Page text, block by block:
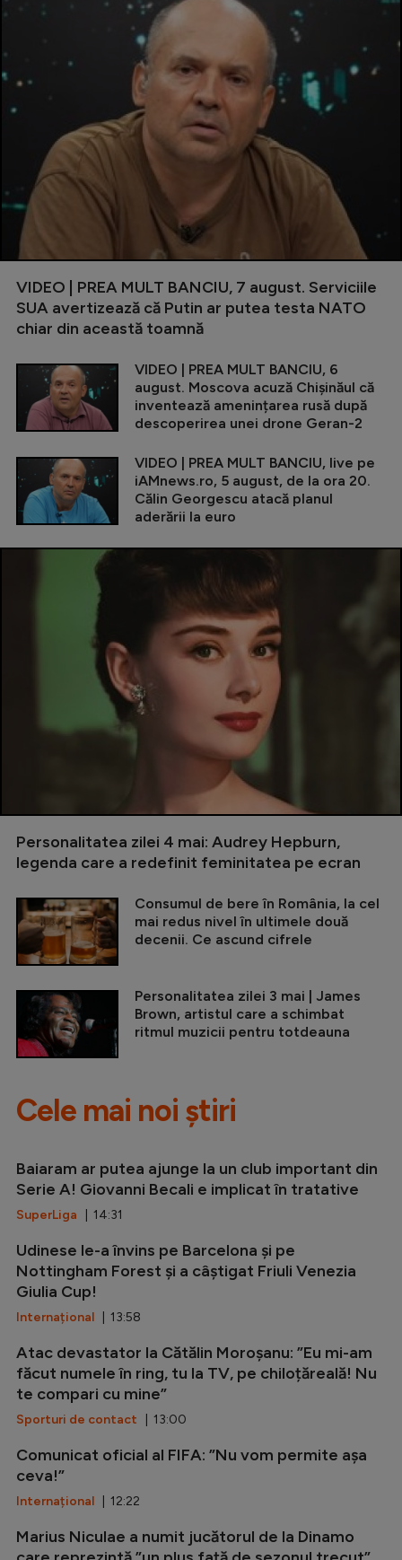
VIDEO | PREA MULT BANCIU, 7 august. Serviciile
SUA avertizează că Putin ar putea testa NATO
chiar din această toamnă
VIDEO | PREA MULT BANCIU, 6
august. Moscova acuză Chișinăul că
inventează amenințarea rusă după
descoperirea unei drone Geran-2
VIDEO | PREA MULT BANCIU, live pe
iAMnews.ro, 5 august, de la ora 20.
Călin Georgescu atacă planul
aderării la euro
Personalitatea zilei 4 mai: Audrey Hepburn,
legenda care a redefinit feminitatea pe ecran
Consumul de bere în România, la cel
mai redus nivel în ultimele două
decenii. Ce ascund cifrele
Personalitatea zilei 3 mai | James
Brown, artistul care a schimbat
ritmul muzicii pentru totdeauna
Cele mai noi știri
Baiaram ar putea ajunge la un club important din
Serie A! Giovanni Becali e implicat în tratative
SuperLiga | 14:31
Udinese le-a învins pe Barcelona și pe
Nottingham Forest și a câștigat Friuli Venezia
Giulia Cup!
Internațional | 13:58
Atac devastator la Cătălin Moroșanu: ”Eu mi-am
făcut numele în ring, tu la TV, pe chiloțăreală! Nu
te compari cu mine”
Sporturi de contact | 13:00
Comunicat oficial al FIFA: ”Nu vom permite așa
ceva!”
Internațional | 12:22
Marius Niculae a numit jucătorul de la Dinamo